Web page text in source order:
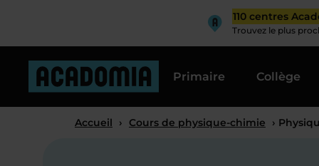
110 centres
Trouvez le plus
Primaire Collège
Accueil › Cours de physique-chimie ›